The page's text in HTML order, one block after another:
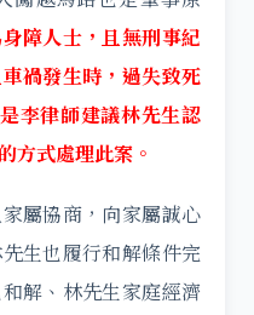
障人士，且無刑事紀
禍發生時，過失致死
李律師建議林先生認
方式處理此案。
屬協商，向家屬誠心
生也履行和解條件完
解、林先生家庭經濟